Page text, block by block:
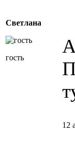
Светлана
гость
12